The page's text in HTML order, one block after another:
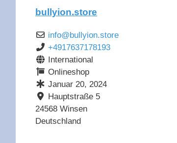
bullyion.store
info@bullyion.store
+4917637178193
International
Onlineshop
Januar 20, 2024
Hauptstraße 5
24568 Winsen
Deutschland